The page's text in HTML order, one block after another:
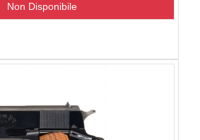
Non Disponibile